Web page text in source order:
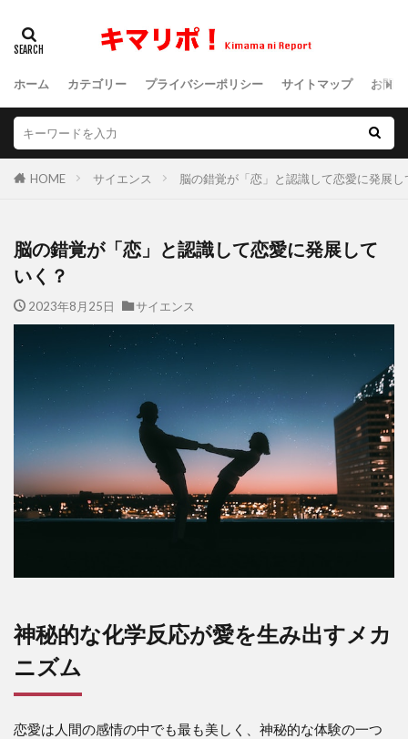
ホーム カテゴリー プライバシーポリシー サイトマップ お問
HOME サイエンス 脳の錯覚が「恋」と認識して恋愛に発展し
脳の錯覚が「恋」と認識して恋愛に発展して
いく？
2023年8月25日 サイエンス
神秘的な化学反応が愛を生み出すメカ
ニズム
恋愛は人間の感情の中でも最も美しく、神秘的な体験の一つ